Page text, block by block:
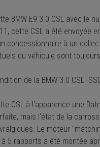
BMW E9 3.0 CSL avec le
cette CSL a été envoyée
concessionnaire à un
du véhicule sont
de la BMW 3.0 CSL -
CSL à l'apparence une
mais l'état de la
Le moteur
à 5 rapports a été montée